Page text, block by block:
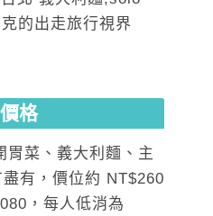
格
胃菜、義大利麵、主
有，價位約 NT$260
，每人低消為